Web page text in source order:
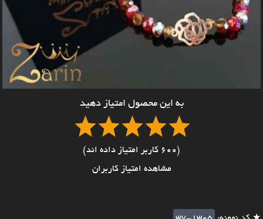
به این محصول امتیاز دهید
(600 کاربر امتیاز داده اند)
مشاهده امتیاز کاربران